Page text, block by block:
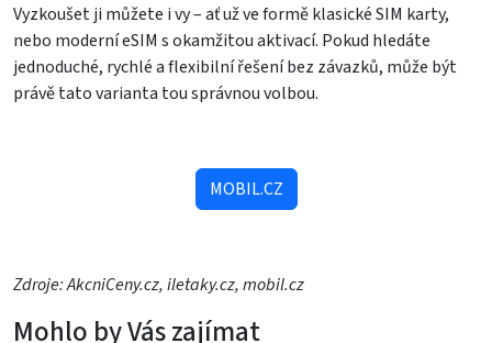
Vyzkoušet ji můžete i vy – ať už ve formě klasické SIM karty,
nebo moderní eSIM s okamžitou aktivací. Pokud hledáte
jednoduché, rychlé a flexibilní řešení bez závazků, může být
právě tato varianta tou správnou volbou.
MOBIL.CZ
Zdroje: AkcniCeny.cz, iletaky.cz, mobil.cz
Mohlo by Vás zajímat